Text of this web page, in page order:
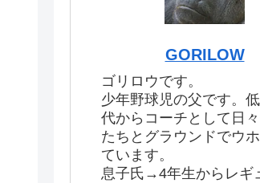
GORILOW
ゴリロウです。
少年野球児の父です。
代からコーチとして日
たちとグラウンドでウ
ています。
息子氏→4年生からレギ